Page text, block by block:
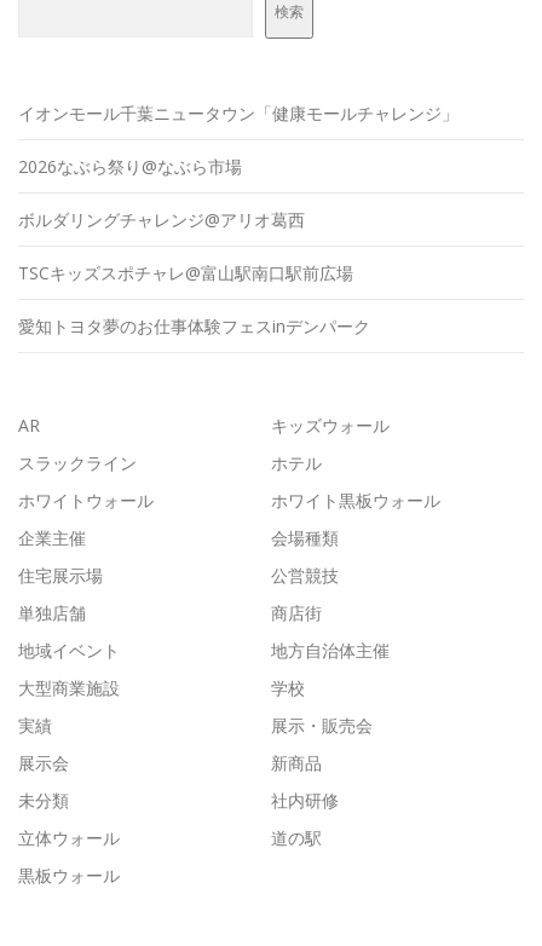
検索
イオンモール千葉ニュータウン「健康モールチャレンジ」
2026なぶら祭り@なぶら市場
ボルダリングチャレンジ@アリオ葛西
TSCキッズスポチャレ@富山駅南口駅前広場
愛知トヨタ夢のお仕事体験フェスinデンパーク
AR
キッズウォール
スラックライン
ホテル
ホワイトウォール
ホワイト黒板ウォール
企業主催
会場種類
住宅展示場
公営競技
単独店舗
商店街
地域イベント
地方自治体主催
大型商業施設
学校
実績
展示・販売会
展示会
新商品
未分類
社内研修
立体ウォール
道の駅
黒板ウォール